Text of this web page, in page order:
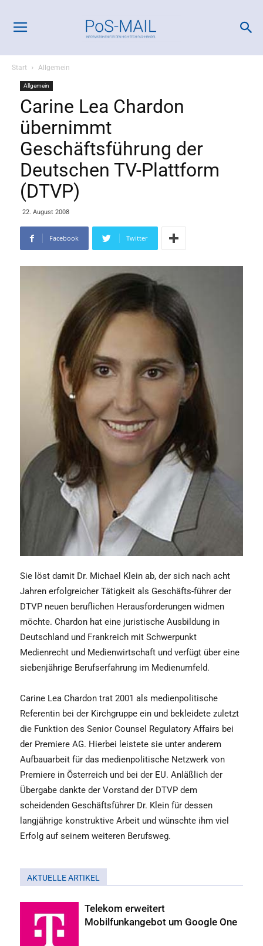
Start Allgemein
Allgemein
Carine Lea Chardon
übernimmt
Geschäftsführung der
Deutschen TV-Plattform
(DTVP)
22. August 2008
Facebook Twitter
Sie löst damit Dr. Michael Klein ab, der sich nach acht
Jahren erfolgreicher Tätigkeit als Geschäfts-führer der
DTVP neuen beruflichen Herausforderungen widmen
möchte. Chardon hat eine juristische Ausbildung in
Deutschland und Frankreich mit Schwerpunkt
Medienrecht und Medienwirtschaft und verfügt über eine
siebenjährige Berufserfahrung im Medienumfeld.
Carine Lea Chardon trat 2001 als medienpolitische
Referentin bei der Kirchgruppe ein und bekleidete zuletzt
die Funktion des Senior Counsel Regulatory Affairs bei
der Premiere AG. Hierbei leistete sie unter anderem
Aufbauarbeit für das medienpolitische Netzwerk von
Premiere in Österreich und bei der EU. Anläßlich der
Übergabe dankte der Vorstand der DTVP dem
scheidenden Geschäftsführer Dr. Klein für dessen
langjährige konstruktive Arbeit und wünschte ihm viel
Erfolg auf seinem weiteren Berufsweg.
AKTUELLE ARTIKEL
Telekom erweitert
Mobilfunkangebot um Google One